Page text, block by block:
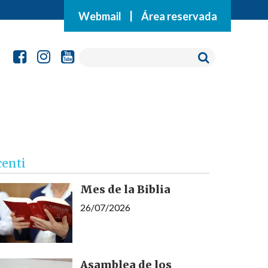
Webmail Área reservada
Mes de la Biblia
26/07/2026
Asamblea de los